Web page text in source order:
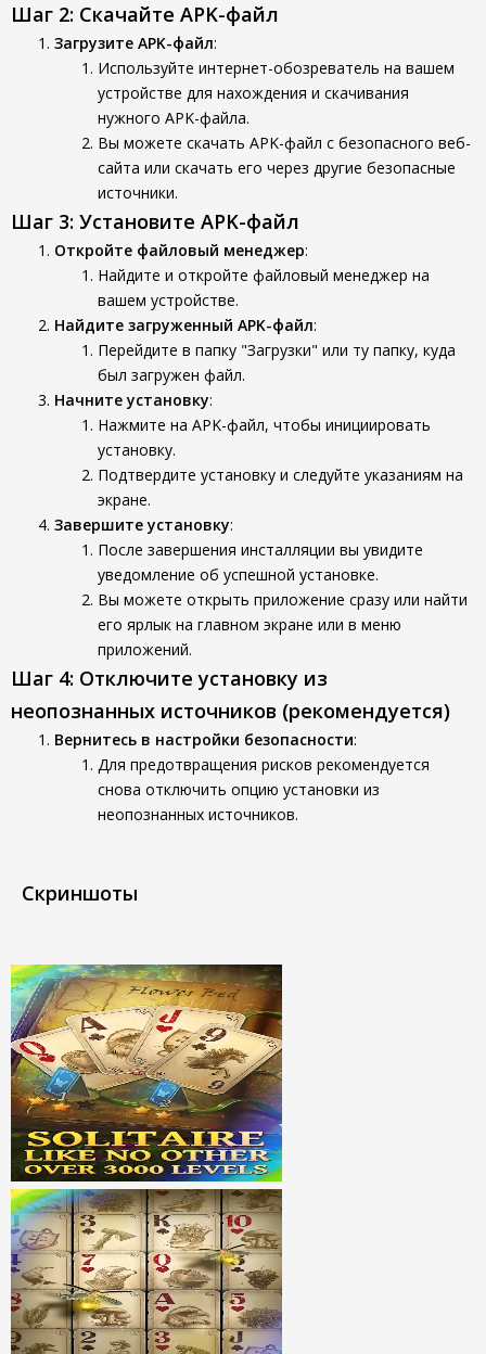
Шаг 2: Скачайте APK-файл
Загрузите APK-файл:
Используйте интернет-обозреватель на вашем
устройстве для нахождения и скачивания
нужного APK-файла.
Вы можете скачать APK-файл с безопасного веб-
сайта или скачать его через другие безопасные
источники.
Шаг 3: Установите APK-файл
Откройте файловый менеджер:
Найдите и откройте файловый менеджер на
вашем устройстве.
Найдите загруженный APK-файл:
Перейдите в папку "Загрузки" или ту папку, куда
был загружен файл.
Начните установку:
Нажмите на APK-файл, чтобы инициировать
установку.
Подтвердите установку и следуйте указаниям на
экране.
Завершите установку:
После завершения инсталляции вы увидите
уведомление об успешной установке.
Вы можете открыть приложение сразу или найти
его ярлык на главном экране или в меню
приложений.
Шаг 4: Отключите установку из
неопознанных источников (рекомендуется)
Вернитесь в настройки безопасности:
Для предотвращения рисков рекомендуется
снова отключить опцию установки из
неопознанных источников.
Скриншоты